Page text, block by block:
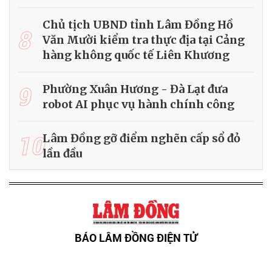
8
Chủ tịch UBND tỉnh Lâm Đồng Hồ
Văn Mười kiểm tra thực địa tại Cảng
hàng không quốc tế Liên Khương
9
Phường Xuân Hương - Đà Lạt đưa
robot AI phục vụ hành chính công
10Lâm Đồng gỡ điểm nghẽn cấp sổ đỏ
lần đầu
BÁO LÂM ĐỒNG ĐIỆN TỬ